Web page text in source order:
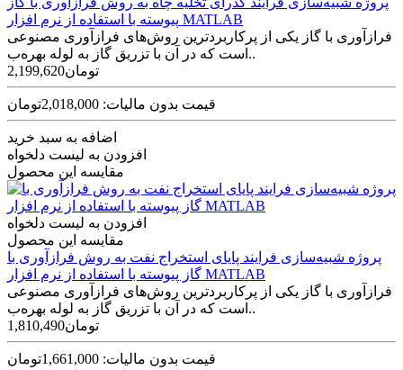
پیوسته با استفاده از نرم افزار MATLAB
فرازآوری با گاز یکی از پرکاربردترین روش‌های فرازآوری مصنوعی
است که در آن با تزریق گاز به لوله بهره‌ب..
2,199,620تومان
قیمت بدون مالیات: 2,018,000تومان
اضافه به سبد خرید
افزودن به لیست دلخواه
مقایسه این محصول
افزودن به لیست دلخواه
مقایسه این محصول
پروژه شبیه‌سازی فرایند پایای استخراج نفت به روش فرازآوری با
گاز پیوسته با استفاده از نرم افزار MATLAB
فرازآوری با گاز یکی از پرکاربردترین روش‌های فرازآوری مصنوعی
است که در آن با تزریق گاز به لوله بهره‌ب..
1,810,490تومان
قیمت بدون مالیات: 1,661,000تومان